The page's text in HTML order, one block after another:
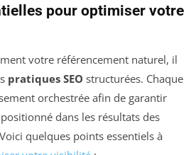
pour optimiser votre
votre référencement naturel, il
pratiques SEO structurées. Chaque
orchestrée afin de garantir
dans les résultats des
quelques points essentiels à